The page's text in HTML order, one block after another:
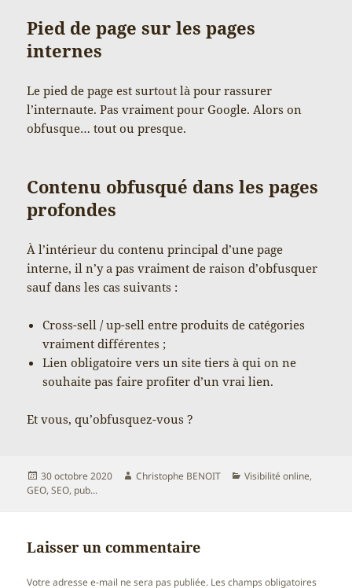
Pied de page sur les pages
internes
Le pied de page est surtout là pour rassurer
l’internaute. Pas vraiment pour Google. Alors on
obfusque… tout ou presque.
Contenu obfusqué dans les pages
profondes
À l’intérieur du contenu principal d’une page
interne, il n’y a pas vraiment de raison d’obfusquer
sauf dans les cas suivants :
Cross-sell / up-sell entre produits de catégories
vraiment différentes ;
Lien obligatoire vers un site tiers à qui on ne
souhaite pas faire profiter d’un vrai lien.
Et vous, qu’obfusquez-vous ?
Publié
le
30 octobre 2020 Auteur
Christophe BENOIT Catégories
Visibilité online,
GEO, SEO, pub...
Laisser un commentaire
Votre adresse e-mail ne sera pas publiée. Les champs obligatoires